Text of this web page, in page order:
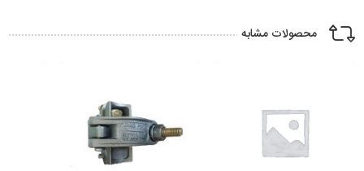
بست گردون داربست (Swivel Coupler) یکی از انواع بست های
پرکاربرد در سیستم های داربستی است که برای اتصال دو لوله داربست
به صورت متقاطع و با زاویه دلخواه به کار می رود. در مقایسه با بست
محصولات مشابه